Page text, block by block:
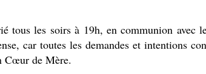
tous les soirs à 19h, en communion avec
car toutes les demandes et intentions
Cœur de Mère.